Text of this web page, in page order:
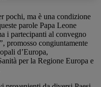
pochi, ma è una condizione
parole Papa Leone
i partecipanti al convegno
, promosso congiuntamente
d’Europa,
per la Regione Europa e